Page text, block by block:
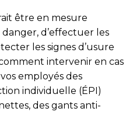
être en mesure
d’effectuer les
les signes d’usure
intervenir en cas
employés des
individuelle (ÉPI)
des gants anti-